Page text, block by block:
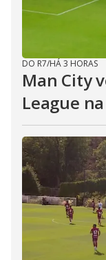
DO R7/HÁ 3 HORAS
Man City
League